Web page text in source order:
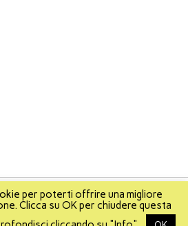
About Mikis Mappa del sito
per poterti offrire una migliore
Clicca su OK per chiudere questa